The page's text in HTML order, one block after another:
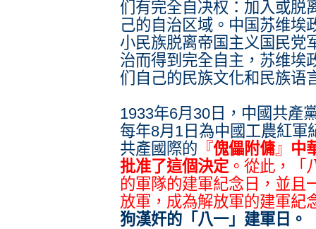
们有完全自决权：加入或脱
己的自治区域。中国苏维埃
小民族脱离帝国主义国民党
治而得到完全自主，苏维埃
们自己的民族文化和民族语
1933年6月30日，中國共產
每年8月1日為中國工農紅軍
共產國際的 『傀儡附傭 』 中
批准了這個決定 。從此，「
的軍隊的建軍紀念日，並且
放軍，成為解放軍的建軍紀
狗漢奸的「八一」建軍日。